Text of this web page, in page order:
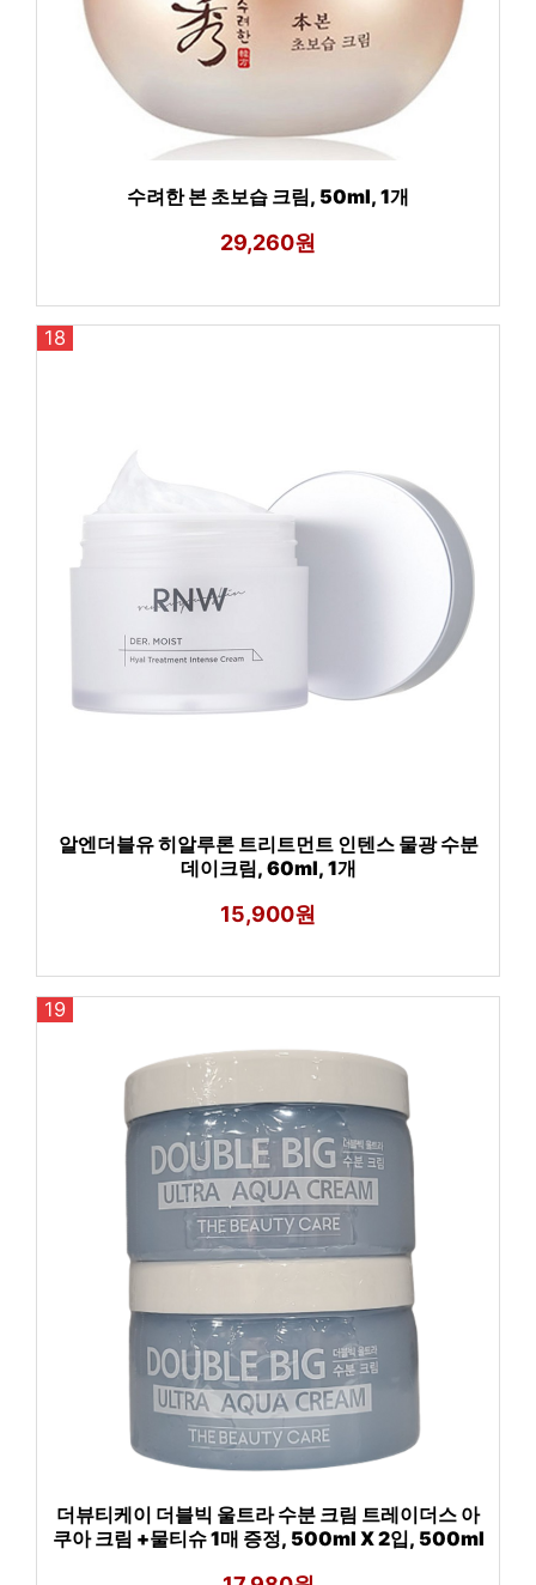
수려한 본 초보습 크림, 50ml, 1개
29,260원
18
알엔더블유 히알루론 트리트먼트 인텐스 물광 수분
데이크림, 60ml, 1개
15,900원
19
더뷰티케이 더블빅 울트라 수분 크림 트레이더스 아
쿠아 크림 +물티슈 1매 증정, 500ml X 2입, 500ml